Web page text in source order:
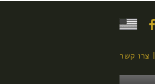
צרו קשר